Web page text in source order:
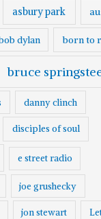
asbury park
dylan born to
bruce
danny clinch
disciples of soul
e street radio
joe grushecky
jon stewart